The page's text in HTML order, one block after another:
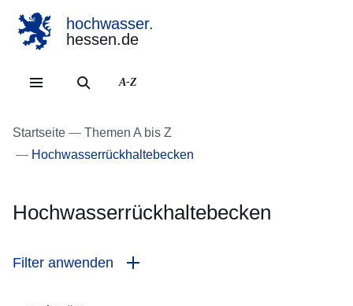
hochwasser.
hessen.de
A-Z
Startseite
Themen A bis Z
Hochwasserrückhaltebecken
Hochwasserrückhaltebecken
Filter anwenden